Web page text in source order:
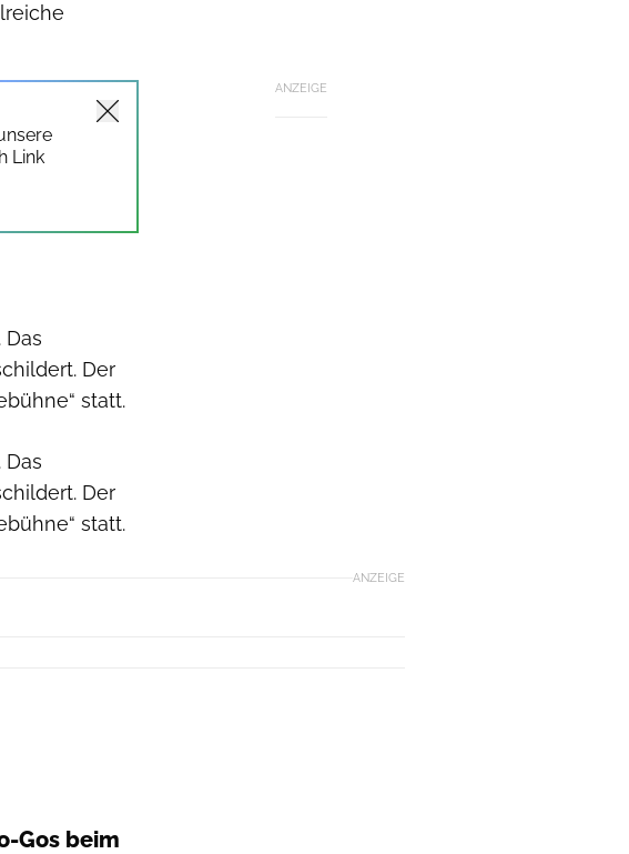
ANZEIGE
Link
Der
statt.
Der
statt.
ANZEIGE
Gos beim